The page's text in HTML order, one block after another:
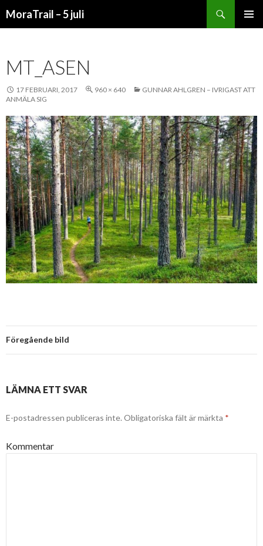
MoraTrail – 5 juli
MT_ASEN
17 FEBRUARI, 2017 960 × 640
GUNNAR AHLGREN – IVRIGAST ATT
ANMÄLA SIG
Föregående bild
LÄMNA ETT SVAR
E-postadressen publiceras inte. Obligatoriska fält är märkta *
Kommentar